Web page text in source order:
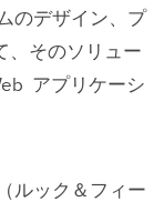
のデザイン、プ
、そのソリュー
アプリケーシ
ルック＆フィー